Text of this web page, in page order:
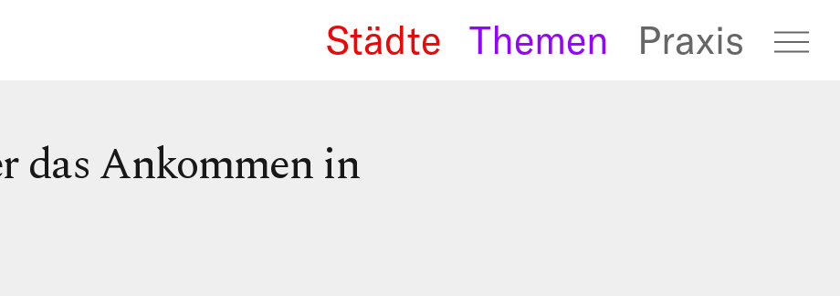
We Refugees Archive
Städte Themen Praxis
das Ankommen in